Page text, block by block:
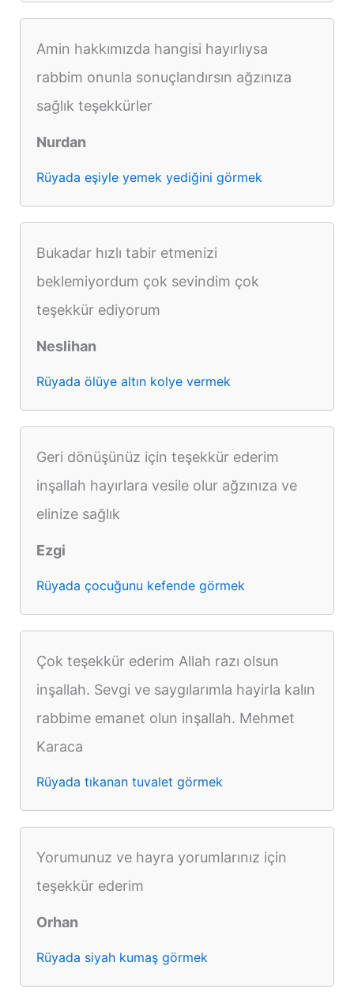
Amin hakkımızda hangisi hayırlıysa
rabbim onunla sonuçlandırsın ağzınıza
sağlık teşekkürler
Nurdan
Rüyada eşiyle yemek yediğini görmek
Bukadar hızlı tabir etmenizi
beklemiyordum çok sevindim çok
teşekkür ediyorum
Neslihan
Rüyada ölüye altın kolye vermek
Geri dönüşünüz için teşekkür ederim
inşallah hayırlara vesile olur ağzınıza ve
elinize sağlık
Ezgi
Rüyada çocuğunu kefende görmek
Çok teşekkür ederim Allah razı olsun
inşallah. Sevgi ve saygılarımla hayirla kalın
rabbime emanet olun inşallah. Mehmet
Karaca
Rüyada tıkanan tuvalet görmek
Yorumunuz ve hayra yorumlarınız için
teşekkür ederim
Orhan
Rüyada siyah kumaş görmek